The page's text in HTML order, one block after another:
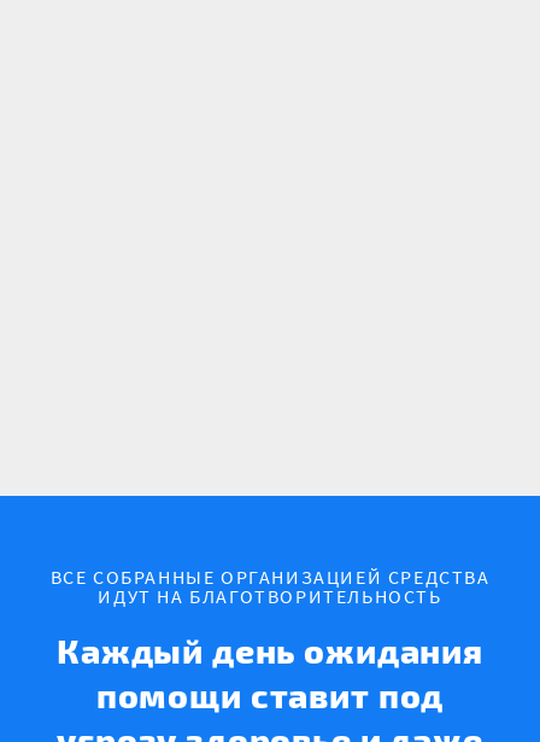
ВСЕ СОБРАННЫЕ ОРГАНИЗАЦИЕЙ СРЕДСТВА
ИДУТ НА БЛАГОТВОРИТЕЛЬНОСТЬ
Каждый день ожидания
помощи ставит под